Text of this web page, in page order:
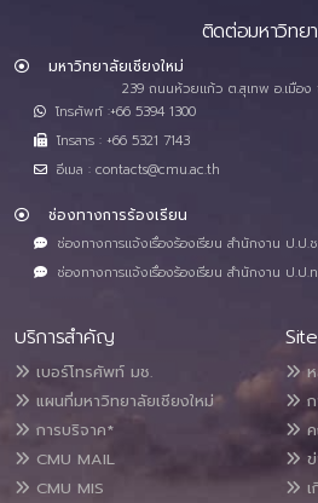
ติดต่อมหาวิทย
มหาวิทยาลัยเชียงใหม่
239 ถนนห้วยแก้ว ต.สุเทพ อ.เมือง
โทรศัพท์ :+66 5394 1300
โทรสาร : +66 5321 7143
อีเมล : contacts@cmu.ac.th
ช่องทางการร้องเรียน
ช่องทางการแจ้งเรื่องร้องเรียน สำนักงาน ป.ป.
ช่องทางการแจ้งเรื่องร้องเรียน สำนักงาน ป.ป.
บริการสำคัญ
เบอร์โทรศัพท์ มช.
แผนที่มหาวิทยาลัยเชียงใหม่
การบริจาค*
CMU MAIL
CMU MIS
ห